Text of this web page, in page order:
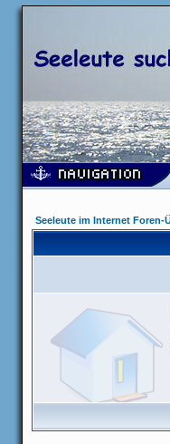
Seeleute im Internet Foren-